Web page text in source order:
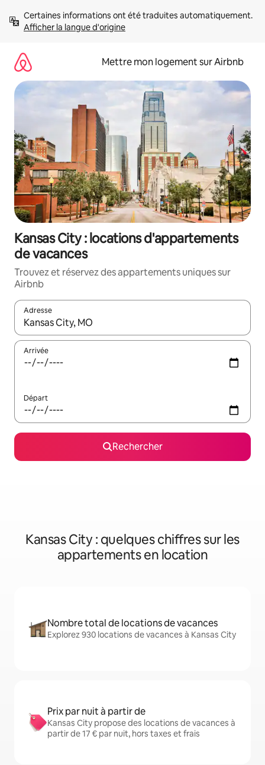
directement
Afficher la langue d'origine
Mettre mon logement sur Airbnb
Kansas City : locations d'appartements
de vacances
Trouvez et réservez des appartements uniques sur
Airbnb
Adresse
Lorsque les résultats s'affichent, utilisez les flèches vers le
Arrivée
Départ
Rechercher
Kansas City : quelques chiffres sur les
appartements en location
Nombre total de locations de vacances
Explorez 930 locations de vacances à Kansas City
Prix par nuit à partir de
Kansas City propose des locations de vacances à
partir de 17 € par nuit, hors taxes et frais